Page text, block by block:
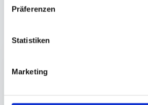
Präferenzen
Statistiken
Marketing
Delivery time: 3-5